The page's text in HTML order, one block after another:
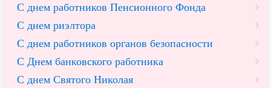
С днем работников Пенсионного Фонда
С днем риэлтора
С днем работников органов безопасности
С Днем банковского работника
С днем Святого Николая